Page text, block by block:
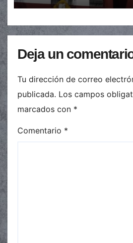
Deja un
Tu dirección de correo
publicada. Los campos
marcados con *
Comentario *